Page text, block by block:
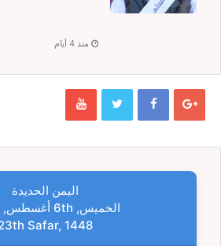
منذ 4 أيام
اليمن الحديدة
الخميس, 6th أغسطس, 2026
Safar, 1448